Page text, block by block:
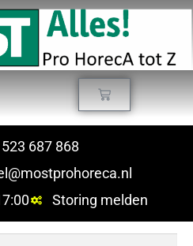
687 868
Storing melden